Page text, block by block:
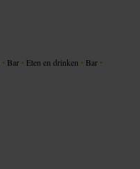
• Bar • Eten en drinken • Bar •